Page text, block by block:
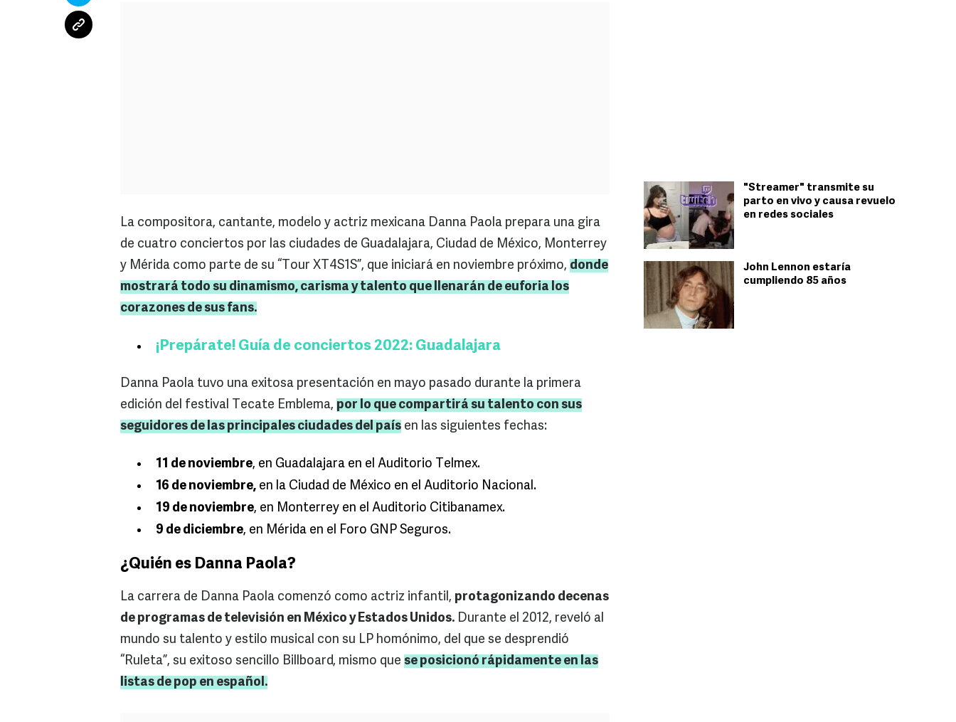
"Streamer" transmite su
parto en vivo y causa revuelo
en redes sociales
John Lennon estaría
cumpliendo 85 años
La compositora, cantante, modelo y actriz mexicana Danna Paola prepara una gira
de cuatro conciertos por las ciudades de Guadalajara, Ciudad de México, Monterrey
y Mérida como parte de su “Tour XT4S1S”, que iniciará en noviembre próximo, donde
mostrará todo su dinamismo, carisma y talento que llenarán de euforia los
corazones de sus fans.
¡Prepárate! Guía de conciertos 2022: Guadalajara
Danna Paola tuvo una exitosa presentación en mayo pasado durante la primera
edición del festival Tecate Emblema, por lo que compartirá su talento con sus
seguidores de las principales ciudades del país en las siguientes fechas:
11 de noviembre, en Guadalajara en el Auditorio Telmex.
16 de noviembre, en la Ciudad de México en el Auditorio Nacional.
19 de noviembre, en Monterrey en el Auditorio Citibanamex.
9 de diciembre, en Mérida en el Foro GNP Seguros.
¿Quién es Danna Paola?
La carrera de Danna Paola comenzó como actriz infantil, protagonizando decenas
de programas de televisión en México y Estados Unidos. Durante el 2012, reveló al
mundo su talento y estilo musical con su LP homónimo, del que se desprendió
“Ruleta”, su exitoso sencillo Billboard, mismo que se posicionó rápidamente en las
listas de pop en español.